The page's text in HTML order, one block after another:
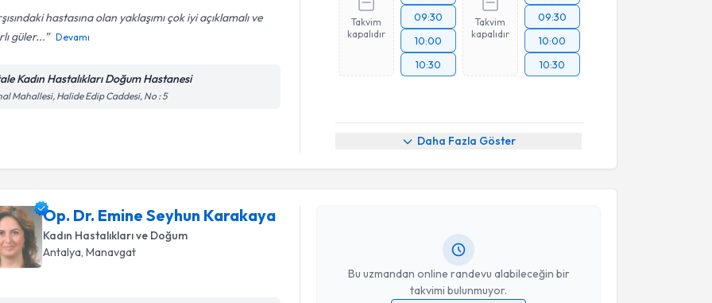
hastasına olan yaklaşımı çok iyi açıklamalı ve
güler...
Devamı
Kadın Hastalıkları Doğum Hastanesi
Mahallesi, Halide Edip Caddesi, No : 5
Takvim
kapalıdır
09:30
10:00
10:30
Takvim
kapalıdır
09:30
10:00
10:30
Daha Fazla Göster
Op. Dr. Emine Seyhun Karakaya
Kadın Hastalıkları ve Doğum
Antalya , Manavgat
Bu uzmandan online randevu alabileceğin bir
takvimi bulunmuyor.
Randevu Takvimi Talebi
Op. Dr. Emine Seyhun Karakayaiçin randevu takvimi talebi
oluşturun. Size bu uzmandan randevu almanız için bir takvim